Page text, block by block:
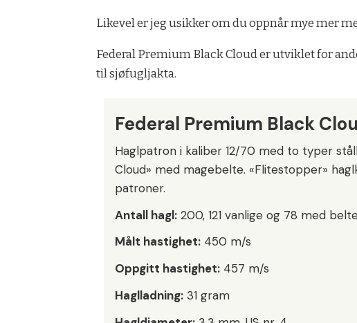
Likevel er jeg usikker om du oppnår mye mer
Federal Premium Black Cloud er utviklet for
til sjøfugljakta.
Federal Premium Black
Haglpatron i kaliber 12/70 med to typer
Cloud» med magebelte. «Flitestopper»
patroner.
Antall hagl: 200, 121 vanlige og 78 med
Målt hastighet: 450 m/s
Oppgitt hastighet: 457 m/s
Haglladning: 31 gram